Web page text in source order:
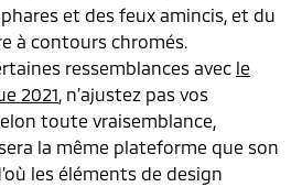
et des feux amincis, et du
à contours chromés.
ressemblances avec le
2021, n’ajustez pas vos
toute vraisemblance,
la même plateforme que son
les éléments de design